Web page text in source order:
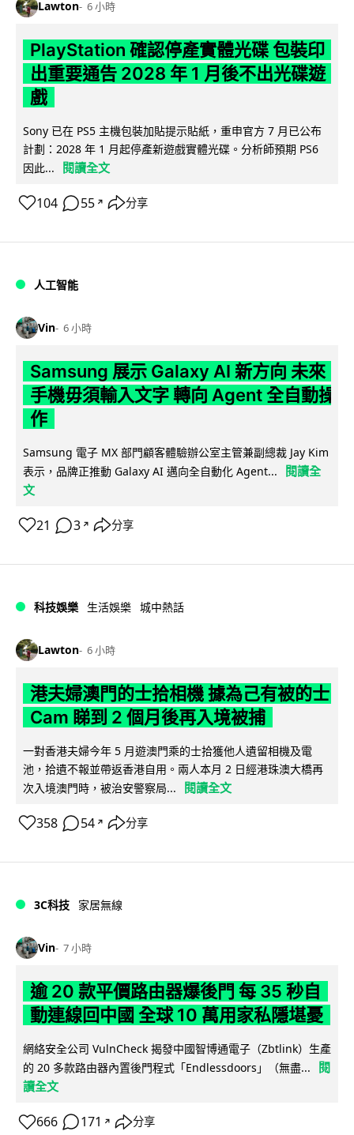
Lawton 6 小時
PlayStation 確認停產實體光碟 包裝印
出重要通告 2028 年 1 月後不出光碟遊
戲
Sony 已在 PS5 主機包裝加貼提示貼紙，重申官方 7 月已公布
計劃：2028 年 1 月起停產新遊戲實體光碟。分析師預期 PS6
因此...
閱讀全文
104 55 ↗ 分享
人工智能
Vin 6 小時
Samsung 展示 Galaxy AI 新方向 未來
手機毋須輸入文字 轉向 Agent 全自動操
作
Samsung 電子 MX 部門顧客體驗辦公室主管兼副總裁 Jay Kim
表示，品牌正推動 Galaxy AI 邁向全自動化 Agent...
閱讀全
文
21 3 ↗ 分享
科技娛樂 生活娛樂 城中熱話
Lawton 6 小時
港夫婦澳門的士拾相機 據為己有被的士
Cam 睇到 2 個月後再入境被捕
一對香港夫婦今年 5 月遊澳門乘的士拾獲他人遺留相機及電
池，拾遺不報並帶返香港自用。兩人本月 2 日經港珠澳大橋再
次入境澳門時，被治安警察局...
閱讀全文
358 54 ↗ 分享
3C科技 家居無線
Vin 7 小時
逾 20 款平價路由器爆後門 每 35 秒自
動連線回中國 全球 10 萬用家私隱堪憂
網絡安全公司 VulnCheck 揭發中國智博通電子（Zbtlink）生產
的 20 多款路由器內置後門程式「Endlessdoors」（無盡...
閱
讀全文
666 171 ↗ 分享